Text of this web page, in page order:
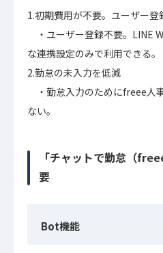
1.初期費用が不要。ユーザー
・ユーザー登録不要。LINE
な連携設定のみで利用できる。
2.勤怠の未入力を低減
・勤怠入力のためにfreee人
ない。
「チャットで勤怠（
要
Bot機能